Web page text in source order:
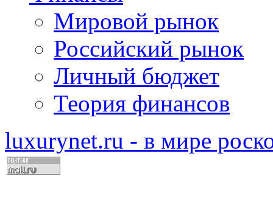
Мировой рынок
Российский рынок
Личный бюджет
Теория финансов
luxurynet.ru - в мире